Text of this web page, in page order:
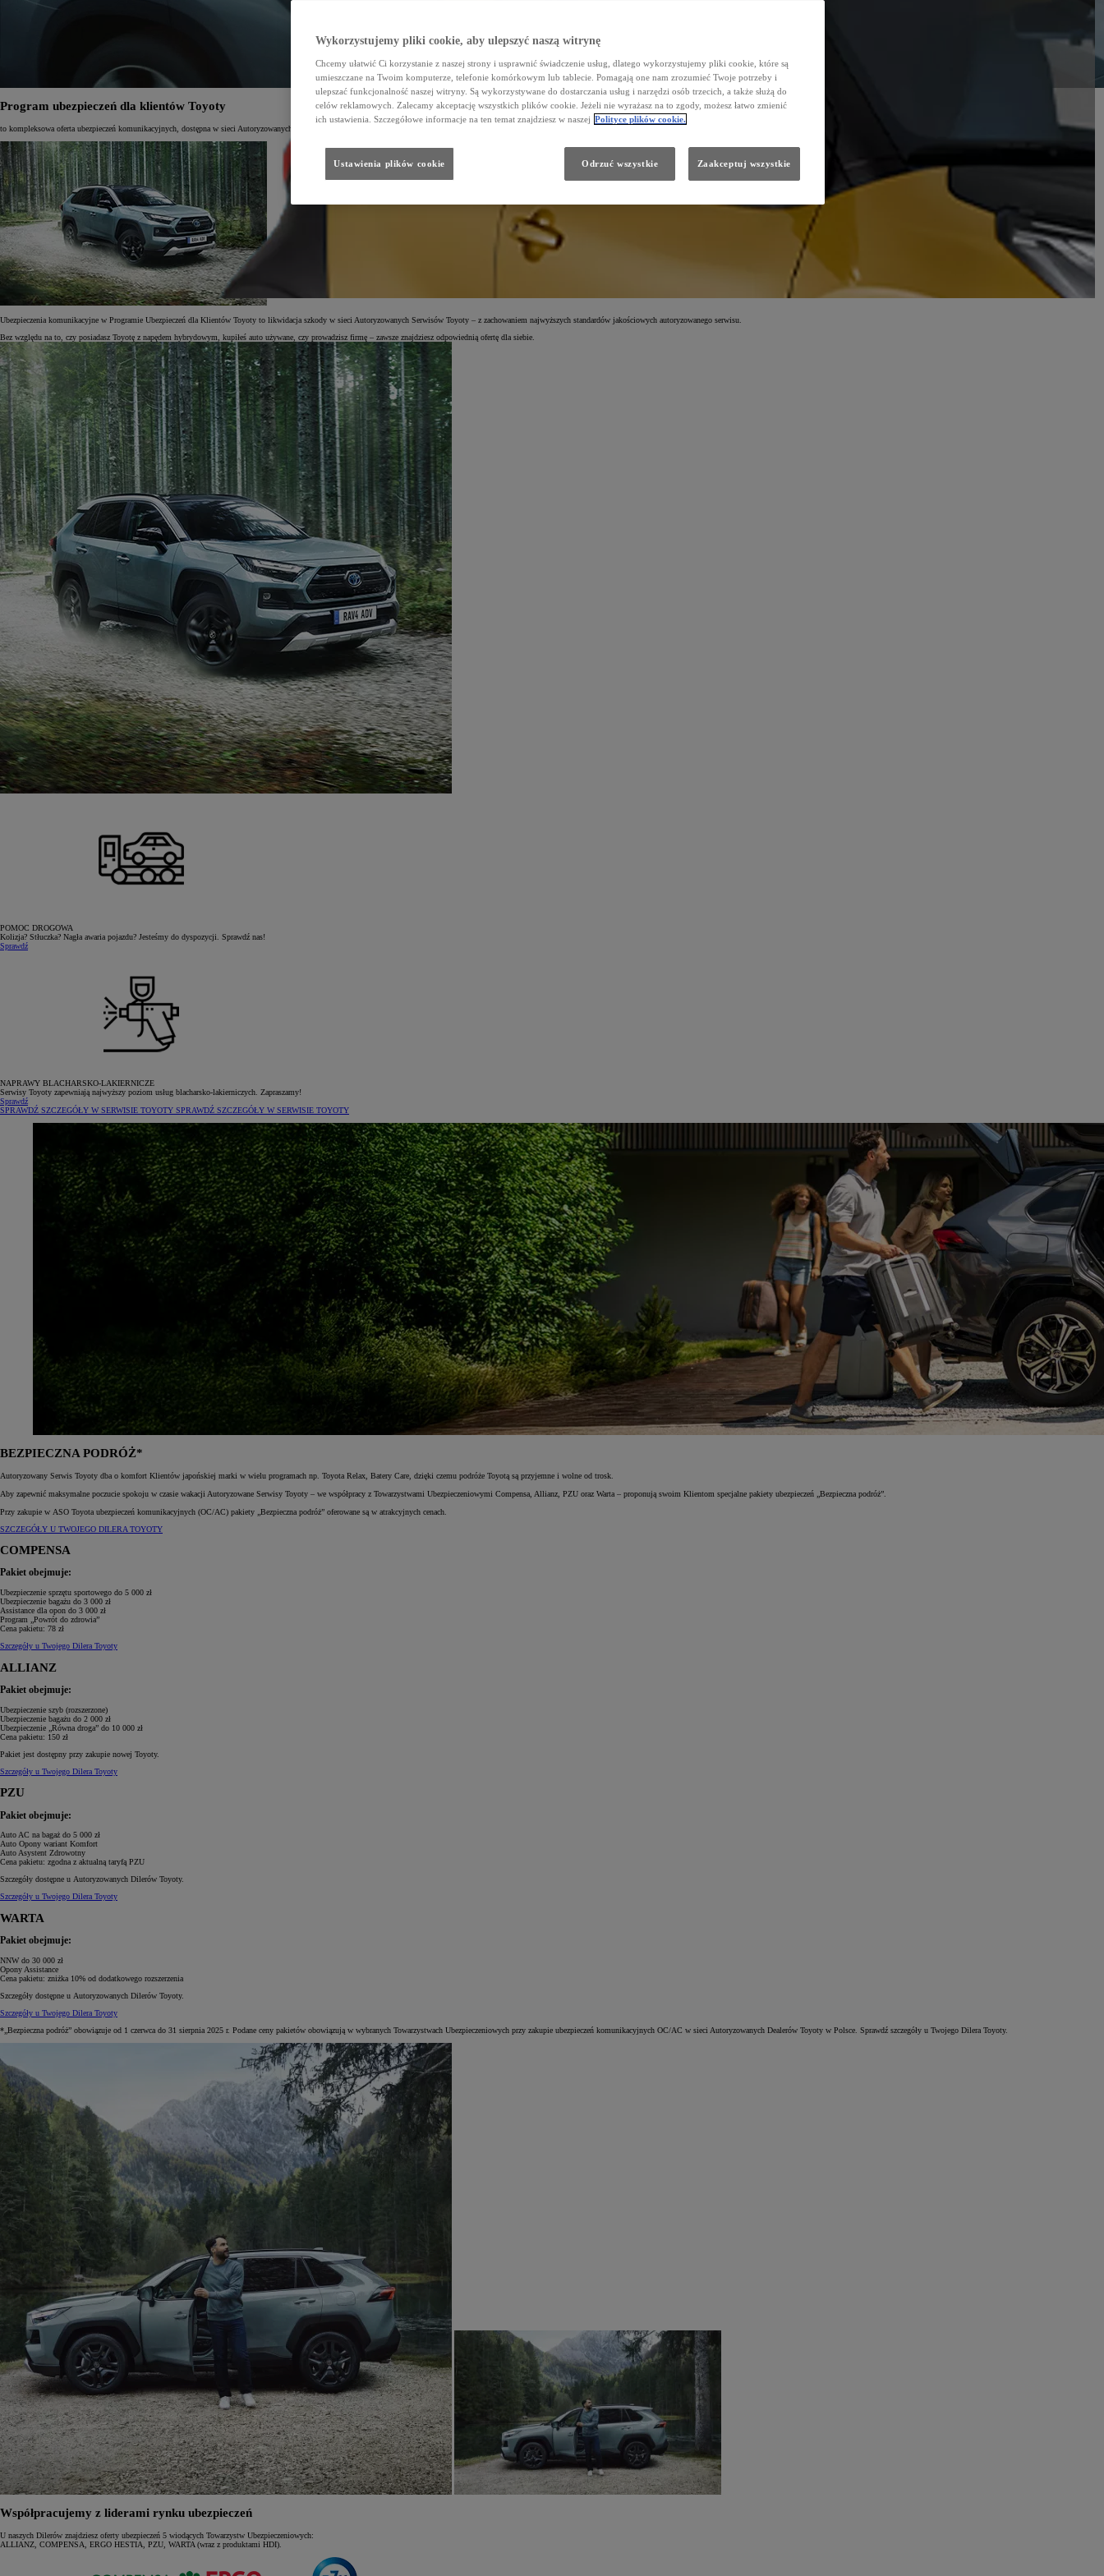
105 300 zł
Corolla Hatchback
HYBRID
Program ubezpieczeń dla klientów Toyoty
to kompleksowa oferta ubezpieczeń komunikacyjnych, dostępna w sieci Autoryzowanych Dilerów Toyoty w Polsce. Zapewniają one optymalny poziom ochrony zarówno użytkowników, jak i samochodów marki Toyota.
Ubezpieczenia komunikacyjne w Programie Ubezpieczeń dla Klientów Toyoty to likwidacja szkody w sieci Autoryzowanych Serwisów Toyoty – z zachowaniem najwyższych standardów jakościowych autoryzowanego serwisu.
Bez względu na to, czy posiadasz Toyotę z napędem hybrydowym, kupiłeś auto używane, czy prowadzisz firmę – zawsze znajdziesz odpowiednią ofertę dla siebie.
POMOC DROGOWA
Kolizja? Stłuczka? Nagła awaria pojazdu? Jesteśmy do dyspozycji. Sprawdź nas!
Sprawdź
NAPRAWY BLACHARSKO-LAKIERNICZE
Serwisy Toyoty zapewniają najwyższy poziom usług blacharsko-lakierniczych. Zapraszamy!
Sprawdź
SPRAWDŹ SZCZEGÓŁY W SERWISIE TOYOTY SPRAWDŹ SZCZEGÓŁY W SERWISIE TOYOTY
BEZPIECZNA PODRÓŻ*
Autoryzowany Serwis Toyoty dba o komfort Klientów japońskiej marki w wielu programach np. Toyota Relax, Batery Care, dzięki czemu podróże Toyotą są przyjemne i wolne od trosk.
Aby zapewnić maksymalne poczucie spokoju w czasie wakacji Autoryzowane Serwisy Toyoty – we współpracy z Towarzystwami Ubezpieczeniowymi Compensa, Allianz, PZU oraz Warta – proponują swoim Klientom specjalne pakiety ubezpieczeń „Bezpieczna podróż”.
Przy zakupie w ASO Toyota ubezpieczeń komunikacyjnych (OC/AC) pakiety „Bezpieczna podróż” oferowane są w atrakcyjnych cenach.
SZCZEGÓŁY U TWOJEGO DILERA TOYOTY
COMPENSA
Pakiet obejmuje:
Ubezpieczenie sprzętu sportowego do 5 000 zł
Ubezpieczenie bagażu do 3 000 zł
Assistance dla opon do 3 000 zł
Program „Powrót do zdrowia”
Cena pakietu: 78 zł
Szczegóły u Twojego Dilera Toyoty
ALLIANZ
Pakiet obejmuje:
Ubezpieczenie szyb (rozszerzone)
Ubezpieczenie bagażu do 2 000 zł
Ubezpieczenie „Równa droga” do 10 000 zł
Cena pakietu: 150 zł
Pakiet jest dostępny przy zakupie nowej Toyoty.
Szczegóły u Twojego Dilera Toyoty
PZU
Pakiet obejmuje:
Auto AC na bagaż do 5 000 zł
Auto Opony wariant Komfort
Auto Asystent Zdrowotny
Cena pakietu: zgodna z aktualną taryfą PZU
Szczegóły dostępne u Autoryzowanych Dilerów Toyoty.
Szczegóły u Twojego Dilera Toyoty
WARTA
Pakiet obejmuje:
NNW do 30 000 zł
Opony Assistance
Cena pakietu: zniżka 10% od dodatkowego rozszerzenia
Szczegóły dostępne u Autoryzowanych Dilerów Toyoty.
Szczegóły u Twojego Dilera Toyoty
*„Bezpieczna podróż” obowiązuje od 1 czerwca do 31 sierpnia 2025 r. Podane ceny pakietów obowiązują w wybranych Towarzystwach Ubezpieczeniowych przy zakupie ubezpieczeń komunikacyjnych OC/AC w sieci Autoryzowanych Dealerów Toyoty w Polsce. Sprawdź szczegóły u Twojego Dilera Toyoty.
Współpracujemy z liderami rynku ubezpieczeń
U naszych Dilerów znajdziesz oferty ubezpieczeń 5 wiodących Towarzystw Ubezpieczeniowych:
ALLIANZ, COMPENSA, ERGO HESTIA, PZU, WARTA (wraz z produktami HDI).
Wykorzystujemy pliki cookie, aby ulepszyć naszą witrynę
Chcemy ułatwić Ci korzystanie z naszej strony i usprawnić świadczenie usług, dlatego wykorzystujemy pliki cookie, które są
umieszczane na Twoim komputerze, telefonie komórkowym lub tablecie. Pomagają one nam zrozumieć Twoje potrzeby i
ulepszać funkcjonalność naszej witryny. Są wykorzystywane do dostarczania usług i narzędzi osób trzecich, a także służą do
celów reklamowych. Zalecamy akceptację wszystkich plików cookie. Jeżeli nie wyrażasz na to zgody, możesz łatwo zmienić
ich ustawienia. Szczegółowe informacje na ten temat znajdziesz w naszej Polityce plików cookie.
Odrzuć wszystkie Zaakceptuj wszystkie
Ustawienia plików cookie